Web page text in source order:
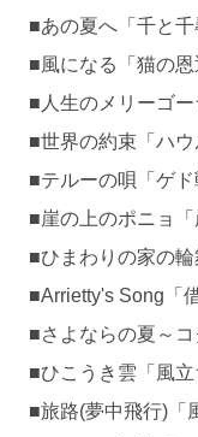
■あの夏へ「千と千
■風になる「猫の恩
■人生のメリーゴー
■世界の約束「ハウ
■テルーの唄「ゲド
■崖の上のポニョ「
■ひまわりの家の輪
■Arrietty's Song「
■さよならの夏～コ
■ひこうき雲「風立
■旅路(夢中飛行)「